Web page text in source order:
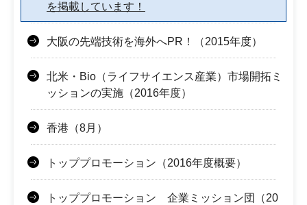
を掲載しています！
大阪の先端技術を海外へPR！（2015年度）
北米・Bio（ライフサイエンス産業）市場開拓ミ
ッションの実施（2016年度）
香港（8月）
トッププロモーション（2016年度概要）
トッププロモーション 企業ミッション団（20